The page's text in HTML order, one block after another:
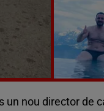
Vezi
11
un nou director de